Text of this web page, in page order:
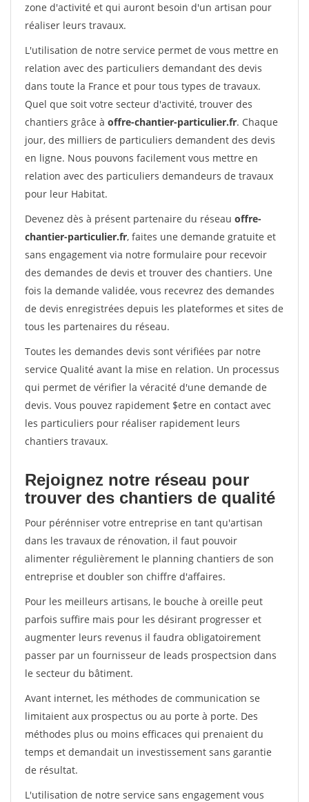
zone d'activité et qui auront besoin d'un artisan pour
réaliser leurs travaux.
L'utilisation de notre service permet de vous mettre en
relation avec des particuliers demandant des devis
dans toute la France et pour tous types de travaux.
Quel que soit votre secteur d'activité, trouver des
chantiers grâce à offre-chantier-particulier.fr. Chaque
jour, des milliers de particuliers demandent des devis
en ligne. Nous pouvons facilement vous mettre en
relation avec des particuliers demandeurs de travaux
pour leur Habitat.
Devenez dès à présent partenaire du réseau offre-
chantier-particulier.fr, faites une demande gratuite et
sans engagement via notre formulaire pour recevoir
des demandes de devis et trouver des chantiers. Une
fois la demande validée, vous recevrez des demandes
de devis enregistrées depuis les plateformes et sites de
tous les partenaires du réseau.
Toutes les demandes devis sont vérifiées par notre
service Qualité avant la mise en relation. Un processus
qui permet de vérifier la véracité d'une demande de
devis. Vous pouvez rapidement $etre en contact avec
les particuliers pour réaliser rapidement leurs
chantiers travaux.
Rejoignez notre réseau pour
trouver des chantiers de qualité
Pour pérénniser votre entreprise en tant qu'artisan
dans les travaux de rénovation, il faut pouvoir
alimenter régulièrement le planning chantiers de son
entreprise et doubler son chiffre d'affaires.
Pour les meilleurs artisans, le bouche à oreille peut
parfois suffire mais pour les désirant progresser et
augmenter leurs revenus il faudra obligatoirement
passer par un fournisseur de leads prospectsion dans
le secteur du bâtiment.
Avant internet, les méthodes de communication se
limitaient aux prospectus ou au porte à porte. Des
méthodes plus ou moins efficaces qui prenaient du
temps et demandait un investissement sans garantie
de résultat.
L'utilisation de notre service sans engagement vous